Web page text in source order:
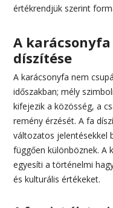
értékrendjük szerint
A
díszítése
A karácsonyfa nem
időszakban; mély
kifejezik a közösség, a
remény érzését. A fa
változatos jelentésekkel
függően különböznek. A
egyesíti a történelmi
és kulturális értékeket.